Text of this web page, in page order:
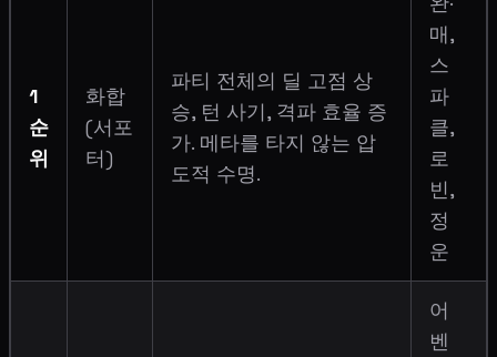
1
순
위
화합
(서포
터)
파티 전체의 딜 고점 상
승, 턴 사기, 격파 효율 증
가. 메타를 타지 않는 압
도적 수명.
매,
스
파
클,
로
빈,
정
운
어
벤